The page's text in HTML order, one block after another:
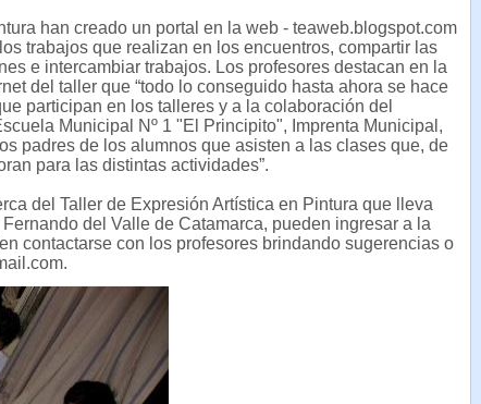
han creado un portal en la web - teaweb.blogspot.com
trabajos que realizan en los encuentros, compartir las
e intercambiar trabajos. Los profesores destacan en la
del taller que “todo lo conseguido hasta ahora se hace
participan en los talleres y a la colaboración del
Municipal Nº 1 "El Principito", Imprenta Municipal,
padres de los alumnos que asisten a las clases que, de
para las distintas actividades”.
del Taller de Expresión Artística en Pintura que lleva
del Valle de Catamarca, pueden ingresar a la
contactarse con los profesores brindando sugerencias o
.